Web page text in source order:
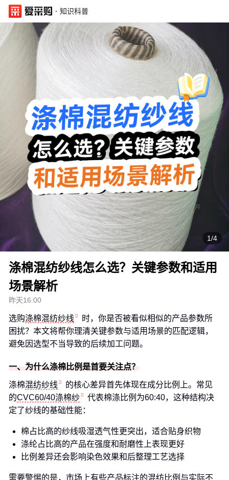
· 知识科普
1/4
涤棉混纺纱线怎么选？关键参数和适用
场景解析
昨天16:00
选购涤棉混纺纱线
时，你是否被看似相似的产品参数所
困扰？本文将帮你理清关键参数与适用场景的匹配逻辑，
避免因选型不当导致的后续加工问题。
一、为什么涤棉比例是首要关注点？
涤棉混纺纱线
的核心差异首先体现在成分比例上。常见
的CVC60/40涤棉纱
代表棉涤比例为60:40，这种结构决
定了纱线的基础性能：
棉占比高的纱线吸湿透气性更突出，适合贴身织物
涤纶占比高的产品在强度和耐磨性上表现更好
比例差异还会影响染色效果和后整理工艺选择
需要警惕的是，市场上有些产品标注的混纺比例与实际不